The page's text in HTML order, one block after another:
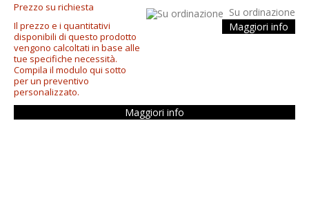
Prezzo su richiesta
Il prezzo e i quantitativi
disponibili di questo prodotto
vengono calcoltati in base alle
tue specifiche necessità.
Compila il modulo qui sotto
per un preventivo
personalizzato.
Su ordinazione
Maggiori info
Maggiori info